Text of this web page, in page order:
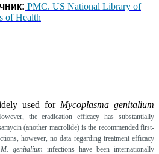
PMC. US National Library of
of Health
used for Mycoplasma genitalium
the eradication efficacy has substantially
(another macrolide) is the recommended first-
however, no data regarding treatment efficacy
M. genitalium infections have been internationally